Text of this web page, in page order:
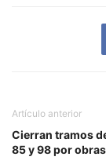
Artículo anterior
Cierran tramos
85 y 98 por